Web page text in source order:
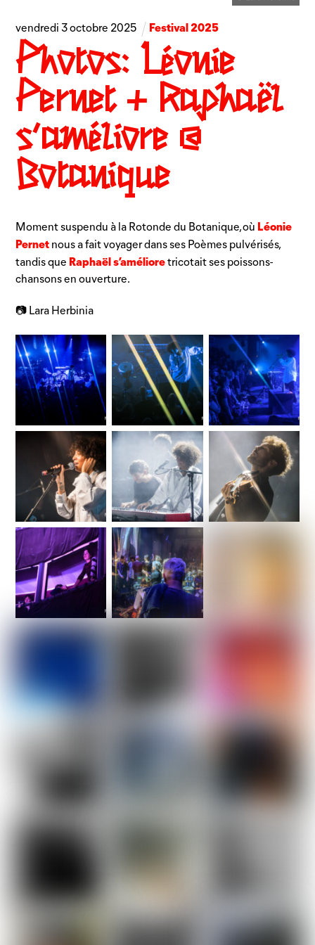
vendredi 3 octobre 2025 Festival 2025
Photos: Léonie
Pernet + Raphaël
s’améliore @
Botanique
Moment suspendu à la Rotonde du Botanique, où Léonie
Pernet nous a fait voyager dans ses Poèmes pulvérisés,
tandis que Raphaël s’amélioretricotait ses poissons-
chansons en ouverture.
📷 Lara Herbinia